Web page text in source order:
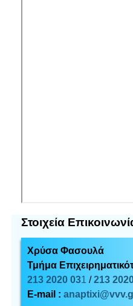
Στοιχεία
Χρύσα Φασουλά
Τμήμα
213 2020 031 /213
E-mail :